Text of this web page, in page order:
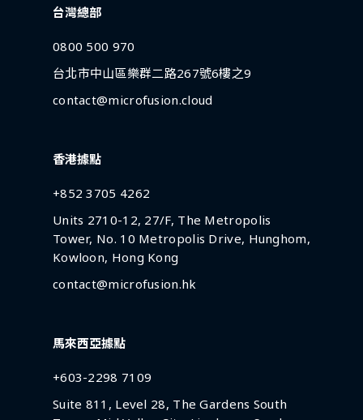
台灣總部
0800 500 970
台北市中山區樂群二路267號6樓之9
contact@microfusion.cloud
香港據點
+852 3705 4262
Units 2710-12, 27/F, The Metropolis
Tower, No. 10 Metropolis Drive, Hunghom,
Kowloon, Hong Kong
contact@microfusion.hk
馬來西亞據點
+603-2298 7109
Suite 811, Level 28, The Gardens South